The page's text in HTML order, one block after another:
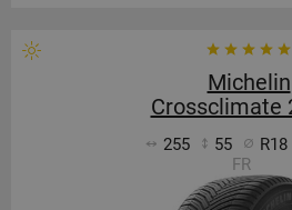
Michelin
Crossclimate
255 55 R18
FR